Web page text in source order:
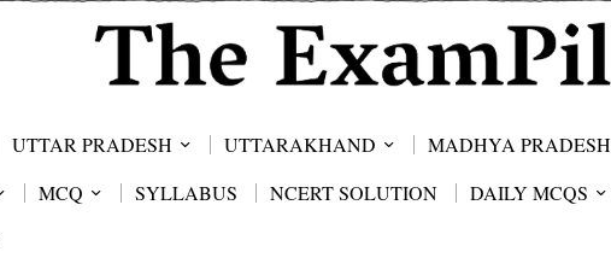
UTTAR PRADESH UTTARAKHAND MADHYA PRADESH
MCQ SYLLABUS NCERT SOLUTION DAILY MCQS